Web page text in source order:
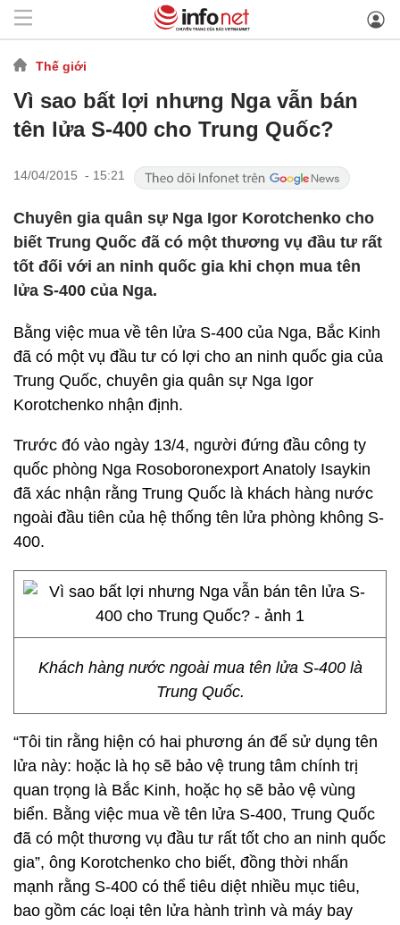
Thế giới
Vì sao bất lợi nhưng Nga vẫn bán
tên lửa S-400 cho Trung Quốc?
14/04/2015 - 15:21
Chuyên gia quân sự Nga Igor Korotchenko cho
biết Trung Quốc đã có một thương vụ đầu tư rất
tốt đối với an ninh quốc gia khi chọn mua tên
lửa S-400 của Nga.
Bằng việc mua về tên lửa S-400 của Nga, Bắc Kinh
đã có một vụ đầu tư có lợi cho an ninh quốc gia của
Trung Quốc, chuyên gia quân sự Nga Igor
Korotchenko nhận định.
Trước đó vào ngày 13/4, người đứng đầu công ty
quốc phòng Nga Rosoboronexport Anatoly Isaykin
đã xác nhận rằng Trung Quốc là khách hàng nước
ngoài đầu tiên của hệ thống tên lửa phòng không S-
400.
Khách hàng nước ngoài mua tên lửa S-400 là
Trung Quốc.
“Tôi tin rằng hiện có hai phương án để sử dụng tên
lửa này: hoặc là họ sẽ bảo vệ trung tâm chính trị
quan trọng là Bắc Kinh, hoặc họ sẽ bảo vệ vùng
biển. Bằng việc mua về tên lửa S-400, Trung Quốc
đã có một thương vụ đầu tư rất tốt cho an ninh quốc
gia”, ông Korotchenko cho biết, đồng thời nhấn
mạnh rằng S-400 có thể tiêu diệt nhiều mục tiêu,
bao gồm các loại tên lửa hành trình và máy bay